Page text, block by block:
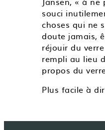
souci
choses qui ne
doute jamais,
réjouir du
rempli au lieu
propos du
Plus facile à